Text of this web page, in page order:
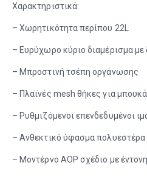
Χαρακτηριστικά:
– Χωρητικότητα περίπου 22L
– Ευρύχωρο κύριο διαμέρισμα
– Μπροστινή τσέπη οργάνωσης
– Πλαϊνές mesh θήκες για
– Ρυθμιζόμενοι επενδεδυμένοι
– Ανθεκτικό ύφασμα πολυεστέρα
– Μοντέρνο AOP σχέδιο με